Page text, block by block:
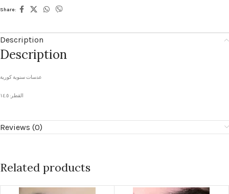
Share:
Description
Description
عدسات سنوية كورية
القطر: ١٤.٥
Reviews (0)
Related products